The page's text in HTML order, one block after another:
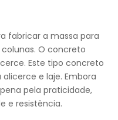
fabricar a massa para
O concreto
Este tipo concreto
e laje. Embora
pela praticidade,
e resistência.